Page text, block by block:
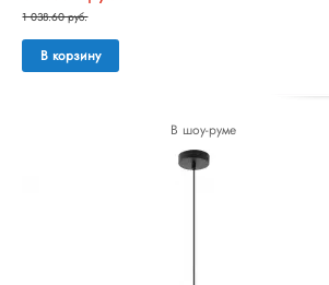
1 038.60 руб.
В корзину
В шоу-руме